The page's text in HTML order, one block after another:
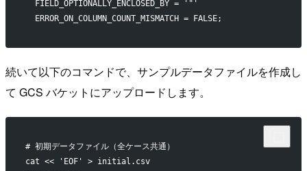
  FIELD_OPTIONALLY_ENCLOSED_BY = '"'
  ERROR_ON_COLUMN_COUNT_MISMATCH = FALSE;
続いて以下のコマンドで、サンプルデータファイルを作成し
て GCS バケットにアップロードします。
# 初期データファイル（全ケース共通）
cat << 'EOF' > initial.csv